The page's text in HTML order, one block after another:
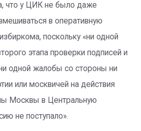
что у ЦИК не было даже
в оперативную
поскольку «ни одной
этапа проверки подписей и
одной жалобы со стороны ни
или москвичей на действия
Москвы в Центральную
не поступало».